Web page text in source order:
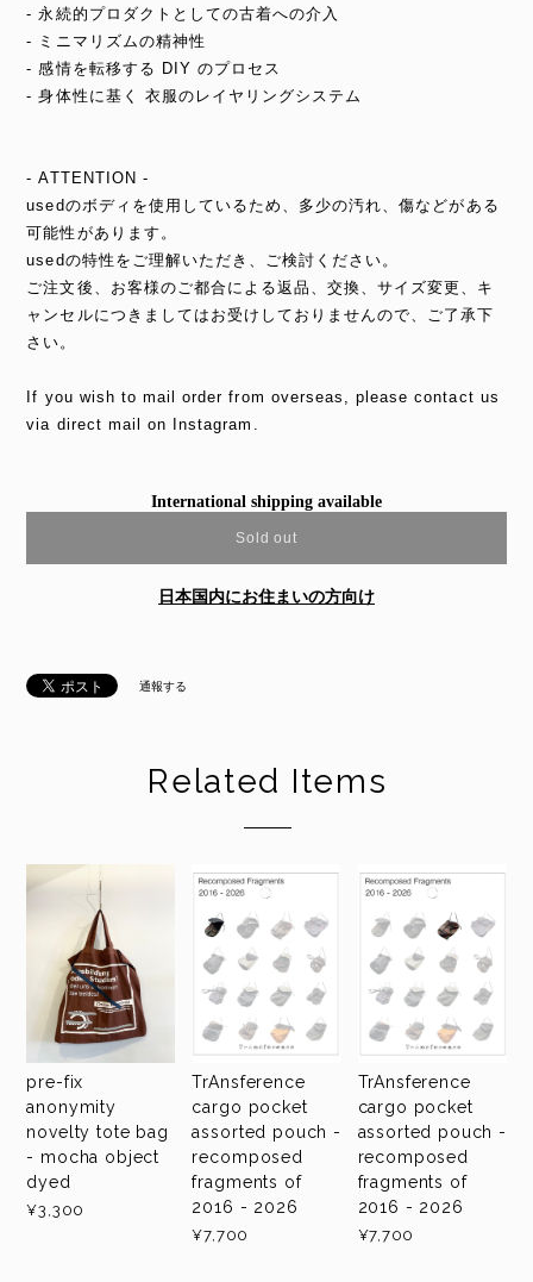
- 永続的プロダクトとしての古着への介入
- ミニマリズムの精神性
- 感情を転移する DIY のプロセス
- 身体性に基く 衣服のレイヤリングシステム
- ATTENTION -
usedのボディを使用しているため、多少の汚れ、傷などがある
可能性があります。
usedの特性をご理解いただき、ご検討ください。
ご注文後、お客様のご都合による返品、交換、サイズ変更、キ
ャンセルにつきましてはお受けしておりませんので、ご了承下
さい。
If you wish to mail order from overseas, please contact us
via direct mail on Instagram.
International shipping available
Sold out
日本国内にお住まいの方向け
通報する
Related Items
pre-fix
anonymity
novelty tote bag
- mocha object
dyed
¥3,300
TrAnsference
cargo pocket
assorted pouch -
recomposed
fragments of
2016 - 2026
¥7,700
TrAnsference
cargo pocket
assorted pouch -
recomposed
fragments of
2016 - 2026
¥7,700